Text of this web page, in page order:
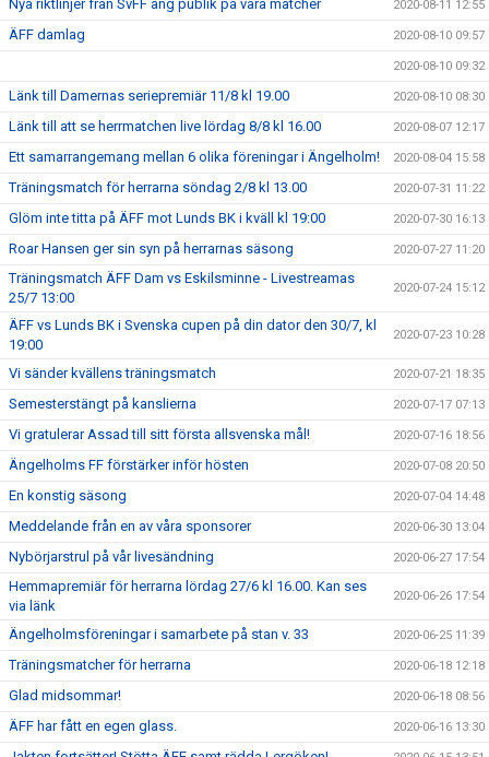
Nya riktlinjer från SvFF ang publik på våra matcher 2020-08-11 12:55
ÄFF damlag 2020-08-10 09:57
2020-08-10 09:32
Länk till Damernas seriepremiär 11/8 kl 19.00 2020-08-10 08:30
Länk till att se herrmatchen live lördag 8/8 kl 16.00 2020-08-07 12:17
Ett samarrangemang mellan 6 olika föreningar i Ängelholm! 2020-08-04 15:58
Träningsmatch för herrarna söndag 2/8 kl 13.00 2020-07-31 11:22
Glöm inte titta på ÄFF mot Lunds BK i kväll kl 19:00 2020-07-30 16:13
Roar Hansen ger sin syn på herrarnas säsong 2020-07-27 11:20
Träningsmatch ÄFF Dam vs Eskilsminne - Livestreamas
25/7 13:00
2020-07-24 15:12
ÄFF vs Lunds BK i Svenska cupen på din dator den 30/7, kl
19:00
2020-07-23 10:28
Vi sänder kvällens träningsmatch 2020-07-21 18:35
Semesterstängt på kanslierna 2020-07-17 07:13
Vi gratulerar Assad till sitt första allsvenska mål! 2020-07-16 18:56
Ängelholms FF förstärker inför hösten 2020-07-08 20:50
En konstig säsong 2020-07-04 14:48
Meddelande från en av våra sponsorer 2020-06-30 13:04
Nybörjarstrul på vår livesändning 2020-06-27 17:54
Hemmapremiär för herrarna lördag 27/6 kl 16.00. Kan ses
via länk
2020-06-26 17:54
Ängelholmsföreningar i samarbete på stan v. 33 2020-06-25 11:39
Träningsmatcher för herrarna 2020-06-18 12:18
Glad midsommar! 2020-06-18 08:56
ÄFF har fått en egen glass. 2020-06-16 13:30